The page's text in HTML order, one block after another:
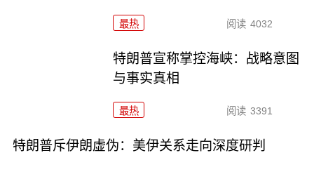
最热 阅读 4032
特朗普宣称掌控海峡：战略意图
与事实真相
最热 阅读 3391
特朗普斥伊朗虚伪：美伊关系走向深度研判